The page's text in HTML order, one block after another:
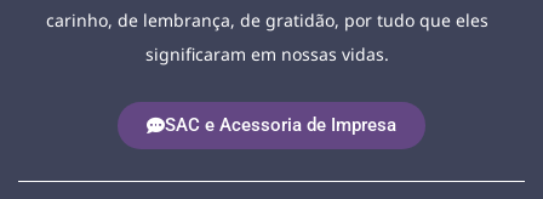
carinho, de lembrança, de gratidão, por tudo que eles
significaram em nossas vidas.
SAC e Acessoria de Impresa